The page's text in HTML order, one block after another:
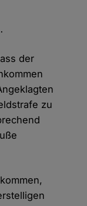
der
zu